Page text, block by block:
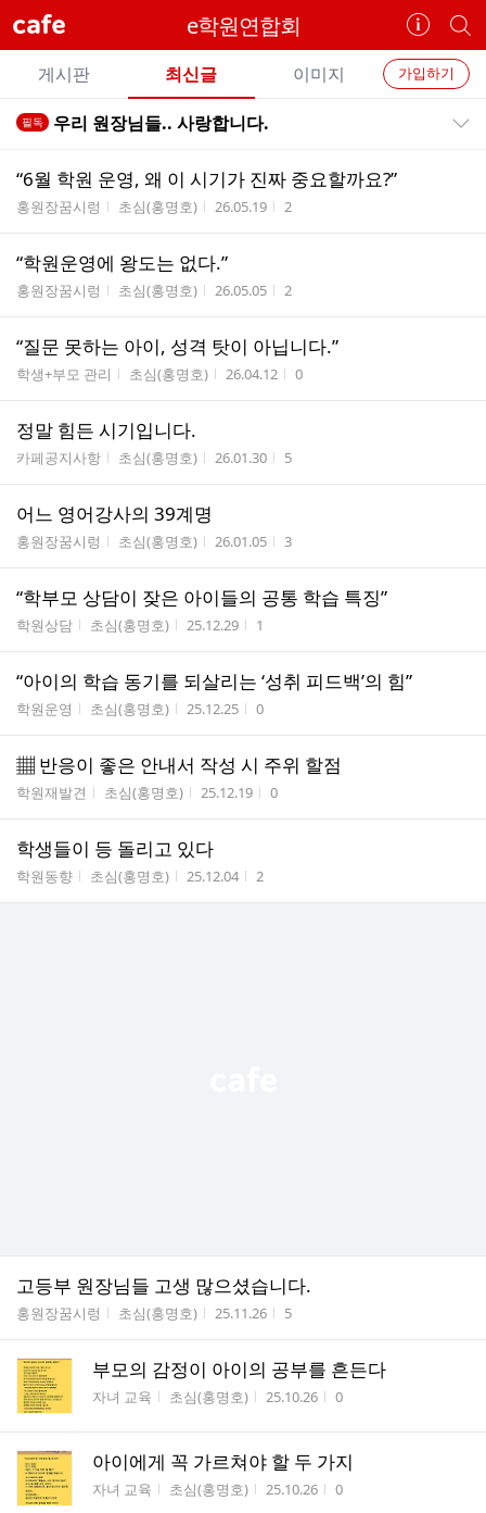
cafe e학원연합회
카
페
정
보
개
별
카
페
검
카
페
메
뉴
가입하기
게시판 최신글 이미지
전
글
트
필독 우리 원장님들.. 사랑합니다.
“6월 학원 운영, 왜 이 시기가 진짜 중요할까요?”
게시판명
홍원장꿈시렁 작성자
초심(홍명호) 작성시간
26.05.19 조회수
2
“학원운영에 왕도는 없다.”
게시판명
홍원장꿈시렁 작성자
초심(홍명호) 작성시간
26.05.05 조회수
2
“질문 못하는 아이, 성격 탓이 아닙니다.”
게시판명
학생+부모 관리 작성자
초심(홍명호) 작성시간
26.04.12 조회수
0
정말 힘든 시기입니다.
게시판명
카페공지사항 작성자
초심(홍명호) 작성시간
26.01.30 조회수
5
어느 영어강사의 39계명
게시판명
홍원장꿈시렁 작성자
초심(홍명호) 작성시간
26.01.05 조회수
3
“학부모 상담이 잦은 아이들의 공통 학습 특징”
게시판명
학원상담 작성자
초심(홍명호) 작성시간
25.12.29 조회수
1
“아이의 학습 동기를 되살리는 ‘성취 피드백’의 힘”
게시판명
학원운영 작성자
초심(홍명호) 작성시간
25.12.25 조회수
0
▦ 반응이 좋은 안내서 작성 시 주위 할점
게시판명
학원재발견 작성자
초심(홍명호) 작성시간
25.12.19 조회수
0
학생들이 등 돌리고 있다
게시판명
학원동향 작성자
초심(홍명호) 작성시간
25.12.04 조회수
2
고등부 원장님들 고생 많으셨습니다.
게시판명
홍원장꿈시렁 작성자
초심(홍명호) 작성시간
25.11.26 조회수
5
부모의 감정이 아이의 공부를 흔든다
게시판명
자녀 교육 작성자
초심(홍명호) 작성시간
25.10.26 조회수
0
아이에게 꼭 가르쳐야 할 두 가지
게시판명
자녀 교육 작성자
초심(홍명호) 작성시간
25.10.26 조회수
0